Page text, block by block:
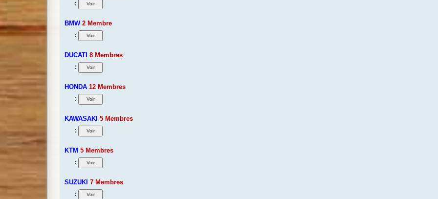
:
BMW2 Membre
:
DUCATI 8 Membres
:
HONDA 12 Membres
:
KAWASAKI 5 Membres
:
KTM 5 Membres
:
SUZUKI 7 Membres
: